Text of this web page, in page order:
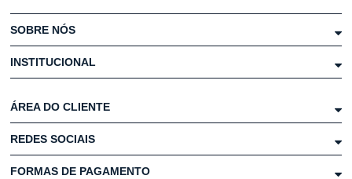
SOBRE NÓS
INSTITUCIONAL
ÁREA DO CLIENTE
REDES SOCIAIS
FORMAS DE PAGAMENTO